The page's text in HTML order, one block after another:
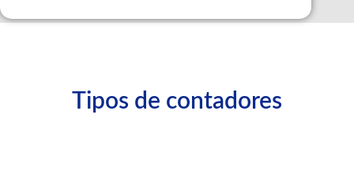
Tipos de contadores